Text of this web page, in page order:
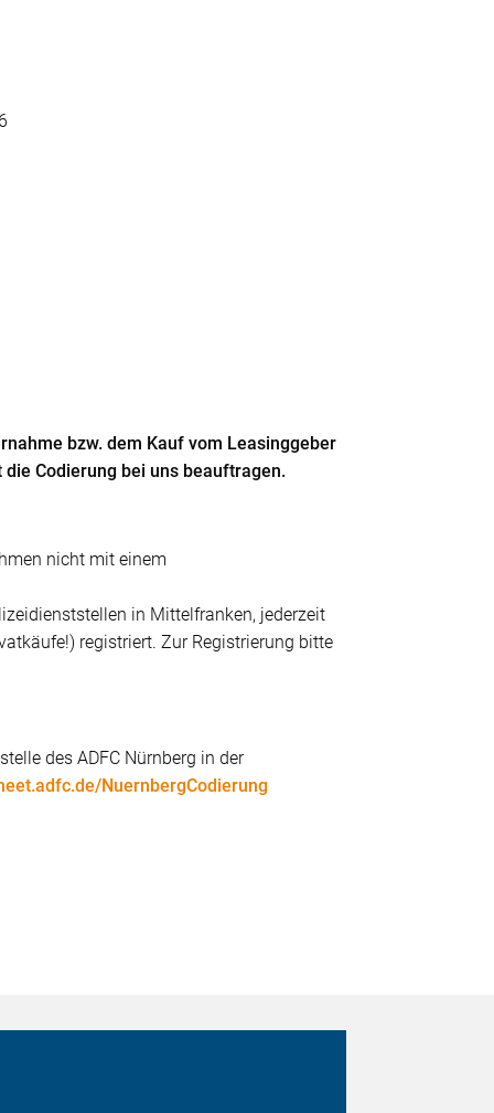
bzw. dem Kauf vom Leasinggeber
Codierung bei uns beauftragen.
nicht mit einem
in Mittelfranken, jederzeit
registriert. Zur Registrierung bitte
des ADFC Nürnberg in der
NuernbergCodierung